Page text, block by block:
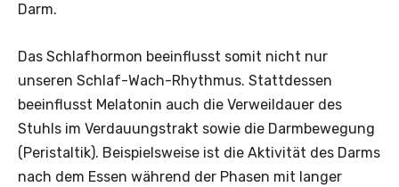
Darm.
Das Schlafhormon beeinflusst somit nicht nur
unseren Schlaf-Wach-Rhythmus. Stattdessen
beeinflusst Melatonin auch die Verweildauer des
Stuhls im Verdauungstrakt sowie die Darmbewegung
(Peristaltik). Beispielsweise ist die Aktivität des Darms
nach dem Essen während der Phasen mit langer